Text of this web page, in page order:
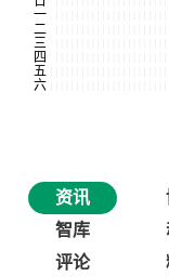
资讯
智库
评论